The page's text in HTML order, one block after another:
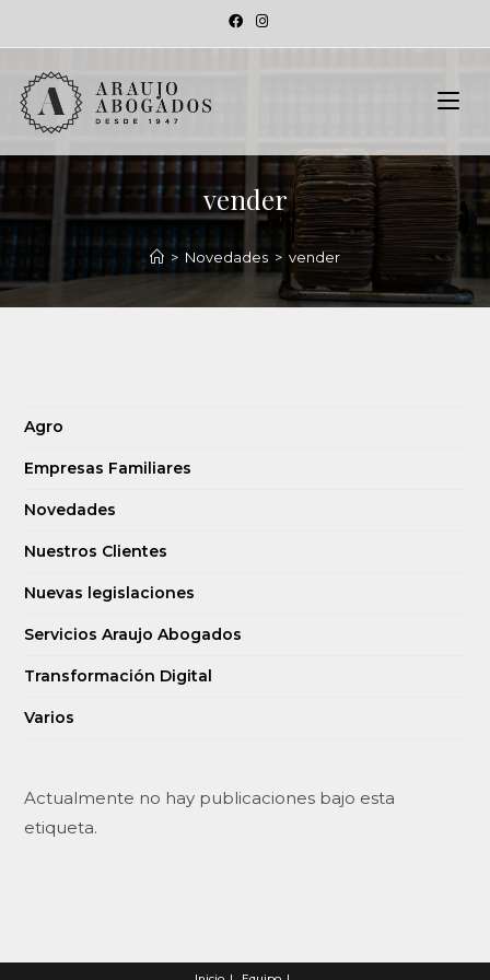
vender
> Novedades > vender
Agro
Empresas Familiares
Novedades
Nuestros Clientes
Nuevas legislaciones
Servicios Araujo Abogados
Transformación Digital
Varios
Actualmente no hay publicaciones bajo esta
etiqueta.